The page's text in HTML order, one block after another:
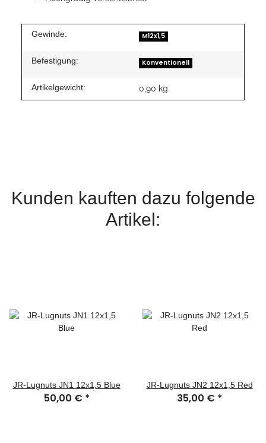
Gewinde: M12x1,5
Befestigung: Konventionell
Artikelgewicht: 0,90 kg
Kunden kauften dazu folgende
Artikel:
JR-Lugnuts JN1 12x1,5 Blue
50,00 € *
JR-Lugnuts JN2 12x1,5 Red
35,00 € *